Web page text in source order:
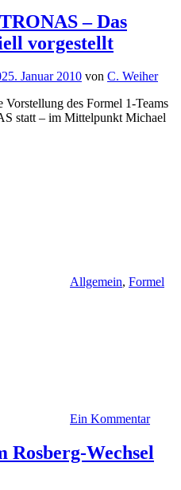
– Das
vorgestellt
25. Januar 2010 von C. Weiher
des Formel 1-Teams
statt – im Mittelpunkt Michael
Allgemein, Formel
Ein Kommentar
Rosberg-Wechsel